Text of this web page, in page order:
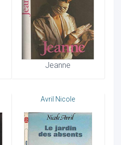
Jeanne
Avril Nicole